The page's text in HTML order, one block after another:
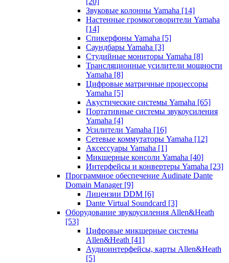
Звуковые колонны Yamaha [14]
Настенные громкоговорители Yamaha
[14]
Спикерфоны Yamaha [5]
Саундбары Yamaha [3]
Студийные мониторы Yamaha [8]
Трансляционные усилители мощности
Yamaha [8]
Цифровые матричные процессоры
Yamaha [5]
Акустические системы Yamaha [65]
Портативные системы звукоусиления
Yamaha [4]
Усилители Yamaha [16]
Сетевые коммутаторы Yamaha [12]
Аксессуары Yamaha [1]
Микшерные консоли Yamaha [40]
Интерфейсы и конвертеры Yamaha [23]
Программное обеспечение Audinate Dante
Domain Manager [9]
Лицензии DDM [6]
Dante Virtual Soundcard [3]
Оборудование звукоусиления Allen&Heath
[53]
Цифровые микшерные системы
Allen&Heath [41]
Аудиоинтерфейсы, карты Allen&Heath
[5]